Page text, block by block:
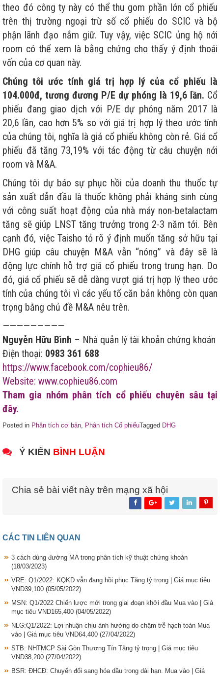
theo đó công ty này có thể thu gom phần lớn cổ phiếu
trên thị trường ngoại trừ số cổ phiếu do SCIC và bộ
phận lãnh đạo nắm giữ. Tuy vậy, việc SCIC ủng hộ nới
room có thể xem là bằng chứng cho thấy ý định thoái
vốn của cơ quan này.
Chúng tôi ước tính giá trị hợp lý của cổ phiếu là
104.000đ, tương đương P/E dự phóng là 19,6 lần. Cổ
phiếu đang giao dịch với P/E dự phóng năm 2017 là
20,6 lần, cao hơn 5% so với giá trị hợp lý theo ước tính
của chúng tôi, nghĩa là giá cổ phiếu không còn rẻ. Giá cổ
phiếu đã tăng 73,19% với tác động từ câu chuyện nới
room và M&A.
Chúng tôi dự báo sự phục hồi của doanh thu thuốc tự
sản xuất dẫn đầu là thuốc không phải kháng sinh cùng
với công suất hoạt động của nhà máy non-betalactam
tăng sẽ giúp LNST tăng trưởng trong 2-3 năm tới. Bên
cạnh đó, việc Taisho tỏ rõ ý định muốn tăng sở hữu tại
DHG giúp câu chuyện M&A vẫn “nóng” và đây sẽ là
động lực chính hỗ trợ giá cổ phiếu trong trung hạn. Do
đó, giá cổ phiếu sẽ dễ dàng vượt giá trị hợp lý theo ước
tính của chúng tôi vì các yếu tố căn bản không còn quan
trọng bằng chủ đề M&A nêu trên.
—————————
Nguyễn Hữu Bình – Nhà quản lý tài khoản chứng khoán
Điện thoại: 0983 361 688
https://www.facebook.com/cophieu86/
Website: www.cophieu86.com
Tham gia nhóm phân tích cổ phiếu chuyên sâu tại
đây.
Posted in Phân tích cơ bản Phân tích Cổ phiếuTagged DHG
Ý KIẾN BÌNH LUẬN
Chia sẻ bài viết này trên mạng xã hội
CÁC TIN LIÊN QUAN
3 cách dùng đường MA trong phân tích kỹ thuật chứng khoán
(18/03/2023)
VRE: Q1/2022: KQKD vẫn đang hồi phục Tăng tỷ trọng | Giá mục tiêu
VND39,100 (05/05/2022)
MSN: Q1/2022 Chiến lược mới trong giai đoạn khởi đầu Mua vào | Giá
mục tiêu VND165,400 (04/05/2022)
NLG:Q1/2022: Lợi nhuận chịu ảnh hưởng do chậm trễ hạch toán Mua
vào | Giá mục tiêu VND64,400 (27/04/2022)
STB: NHTMCP Sài Gòn Thương Tín Tăng tỷ trọng | Giá mục tiêu
VND38,200 (27/04/2022)
BSR: ĐHCĐ: Chuyển đổi sang hóa dầu trong dài hạn. Mua vào | Giá